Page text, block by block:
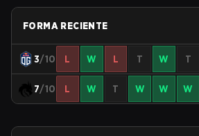
FORMA RECIENTE
3/10 L W L T W T
7/10 L W T W W W